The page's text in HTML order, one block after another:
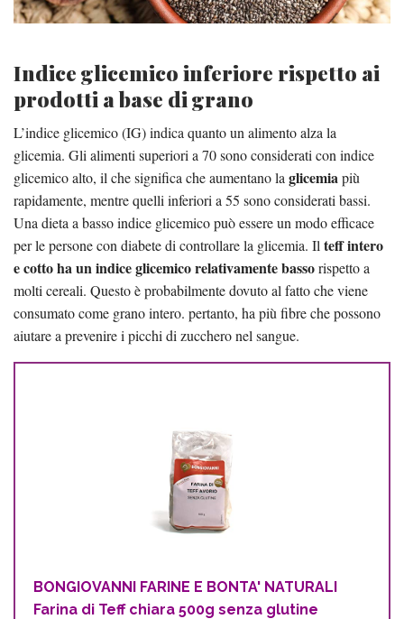
Indice glicemico inferiore rispetto ai
prodotti a base di grano
L’indice glicemico (IG) indica quanto un alimento alza la
glicemia. Gli alimenti superiori a 70 sono considerati con indice
glicemico alto, il che significa che aumentano la glicemia più
rapidamente, mentre quelli inferiori a 55 sono considerati bassi.
Una dieta a basso indice glicemico può essere un modo efficace
per le persone con diabete di controllare la glicemia. Il teff intero
e cotto ha un indice glicemico relativamente bassorispetto a
molti cereali. Questo è probabilmente dovuto al fatto che viene
consumato come grano intero. pertanto, ha più fibre che possono
aiutare a prevenire i picchi di zucchero nel sangue.
BONGIOVANNI FARINE E BONTA' NATURALI
Farina di Teff chiara 500g senza glutine